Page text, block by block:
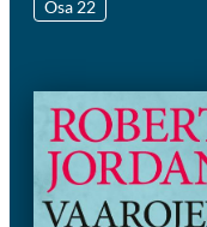
Osa 22